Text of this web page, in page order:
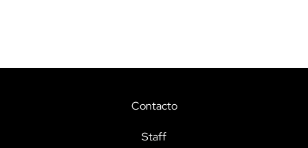
Contacto
Staff